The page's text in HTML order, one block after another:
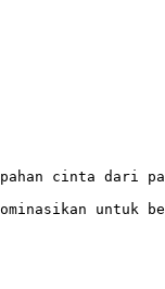
cinta dari
untuk